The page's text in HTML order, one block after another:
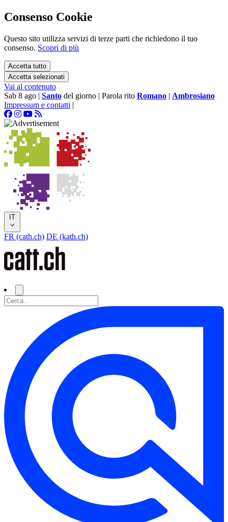
Consenso Cookie
Questo sito utilizza servizi di terze parti che richiedono il tuo
consenso. Scopri di più
Accetta tutto
Accetta selezionati
Vai al contenuto
Sab 8 ago | Santo del giorno | Parola rito Romano | Ambrosiano
Impressum e contatti |
IT
FR (cath.ch) DE (kath.ch)